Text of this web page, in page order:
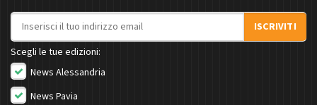
Indirizzo email
ISCRIVITI
Scegli le tue edizioni:
News Alessandria
News Pavia